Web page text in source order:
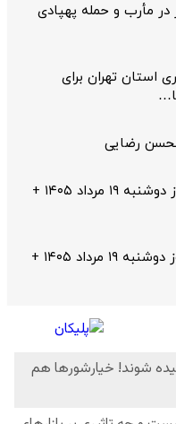
در مأرب و حمله پهپادی
استان تهران برای
رضایی
قیمت دلار و قیمت یورو امروز دوشنبه ۱۹ مرداد ۱۴۰۵ +
قیمت سکه و قیمت طلا امروز دوشنبه ۱۹ مرداد ۱۴۰۵ +